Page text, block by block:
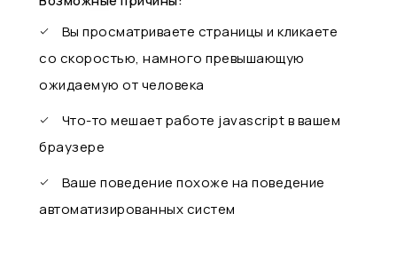
Вы просматриваете страницы и кликаете
со скоростью, намного превышающую
ожидаемую от человека
Что-то мешает работе javascript в вашем
браузере
Ваше поведение похоже на поведение
автоматизированных систем